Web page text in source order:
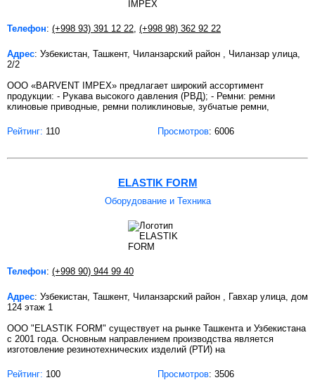
Телефон: (+998 93) 391 12 22, (+998 98) 362 92 22
Адрес: Узбекистан, Ташкент, Чиланзарский район , Чиланзар улица,
2/2
ООО «BARVENT IMPEX» предлагает широкий ассортимент
продукции: - Рукава высокого давления (РВД); - Ремни: ремни
клиновые приводные, ремни поликлиновые, зубчатые ремни,
Рейтинг: 110 Просмотров: 6006
ELASTIK FORM
Оборудование и Техника
Телефон: (+998 90) 944 99 40
Адрес: Узбекистан, Ташкент, Чиланзарский район , Гавхар улица, дом
124 этаж 1
ООО "ELASTIK FORM" существует на рынке Ташкента и Узбекистана
с 2001 года. Основным направлением производства является
изготовление резинотехнических изделий (РТИ) на
Рейтинг: 100 Просмотров: 3506